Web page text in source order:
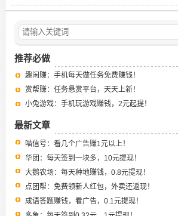
推荐必做
趣闲赚：手机每天做任务免费赚钱！
赏帮赚：任务悬赏平台，天天上新！
小兔游戏：手机玩游戏赚钱，2元起提！
最新文章
喵信号：看几个广告赚1元以上！
华团：每天签到一块多，10元提现！
大鹅农场：每天种地赚钱，0.8元提现！
点团帮：免费领新人红包，外卖还返现！
成语答题赚钱，看广告，0.1元提现！